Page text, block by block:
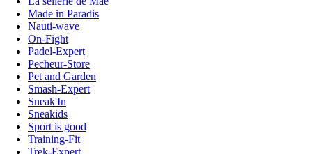
Made in Paradis
Nauti-wave
On-Fight
Padel-Expert
Pecheur-Store
Pet and Garden
Smash-Expert
Sneak'In
Sneakids
Sport is good
Training-Fit